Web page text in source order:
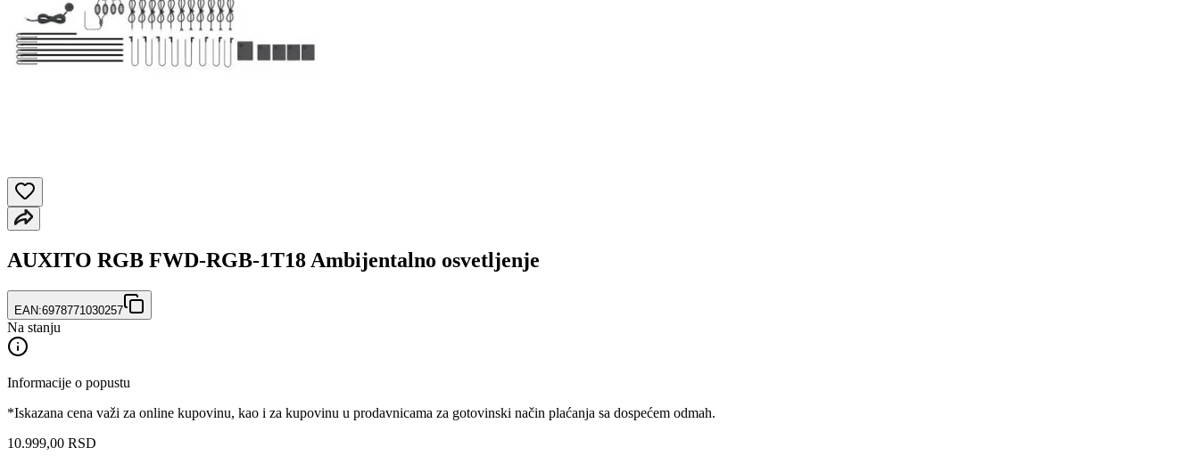
AUXITO RGB FWD-RGB-1T18 Ambijentalno osvetljenje
EAN:6978771030257
Na stanju
Informacije o popustu
*Iskazana cena važi za online kupovinu, kao i za kupovinu u prodavnicama za gotovinski način plaćanja sa dospećem odmah.
10.999,00 RSD